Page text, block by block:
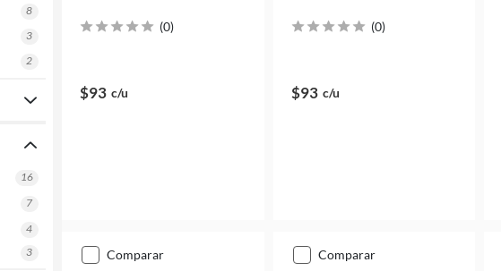
8
3
2
16
7
4
3
(0)
$93 c/u
(0)
$93 c/u
comparar comparar